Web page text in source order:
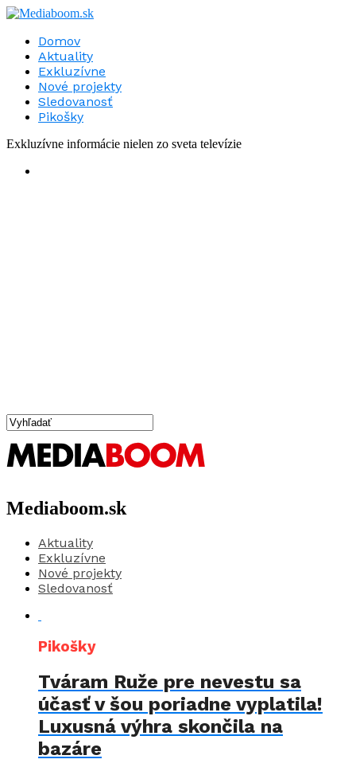
Domov
Aktuality
Exkluzívne
Nové projekty
Sledovanosť
Pikošky
Exkluzívne informácie nielen zo sveta televízie
Mediaboom.sk
Aktuality
Exkluzívne
Nové projekty
Sledovanosť
Pikošky
Tváram Ruže pre nevestu sa
účasť v šou poriadne vyplatila!
Luxusná výhra skončila na
bazáre